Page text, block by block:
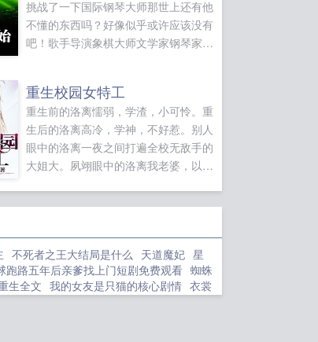
挑战了一下国际钢琴大师那世上还有他
不懂的东西吗？好像似乎或许应该没有
吧！歌手导演象棋大师文学家钢琴家诗
重生校园女特工
重生前的洛离懦弱，学渣，小可怜。重
生后的洛离高冷，学神，不好惹。别人
眼中的洛离一夜之间打遍全校无敌手的
大姐大。夙翊眼中的洛离我老婆，以
不死者之王大结局是什么 天道魔妃 星
跑路五年后亲爹找上门短剧免费观看 蜘蛛
生全文 我的女友是只猫的核心剧情 衣裳